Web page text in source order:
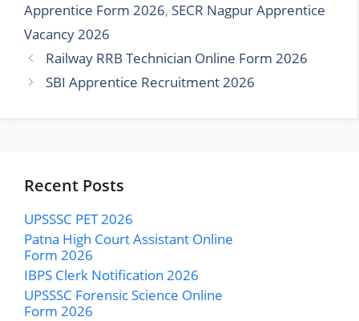
Apprentice Form 2026, SECR Nagpur Apprentice
Vacancy 2026
Railway RRB Technician Online Form 2026
SBI Apprentice Recruitment 2026
Recent Posts
UPSSSC PET 2026
Patna High Court Assistant Online
Form 2026
IBPS Clerk Notification 2026
UPSSSC Forensic Science Online
Form 2026